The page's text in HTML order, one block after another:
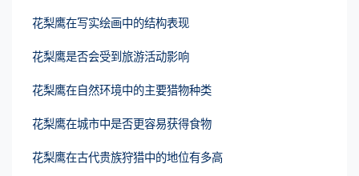
花梨鹰在写实绘画中的结构表现
花梨鹰是否会受到旅游活动影响
花梨鹰在自然环境中的主要猎物种类
花梨鹰在城市中是否更容易获得食物
花梨鹰在古代贵族狩猎中的地位有多高